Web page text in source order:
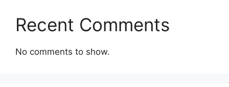
Recent Comments
No comments to show.